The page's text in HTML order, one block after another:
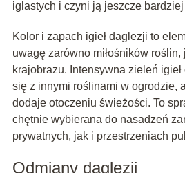
iglastych i czyni ją jeszcze
Kolor i zapach igieł daglezji to
uwagę zarówno miłośników
krajobrazu. Intensywna zieleń
się z innymi roślinami w ogrodzie,
dodaje otoczeniu świeżości. To
chętnie wybierana do nasadzeń
prywatnych, jak i przestrzeniach
Odmiany daglezji